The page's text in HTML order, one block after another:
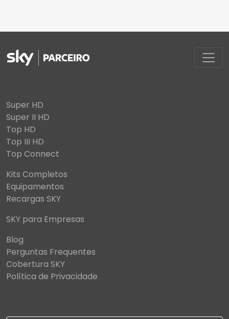
Super HD
Super II HD
Top HD
Top III HD
Top Connect
Kits Completos
Equipamentos
Recargas SKY
SKY para Empresas
Blog
Perguntas Frequentes
Cobertura SKY
Política de Privacidade